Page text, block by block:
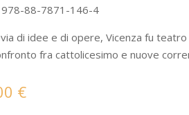
978-88-7871-146-4
di idee e di opere, Vicenza fu
fra cattolicesimo e nuove
€